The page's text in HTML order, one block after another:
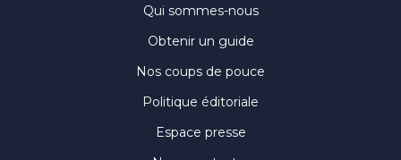
Qui sommes-nous
Obtenir un guide
Nos coups de pouce
Politique éditoriale
Espace presse